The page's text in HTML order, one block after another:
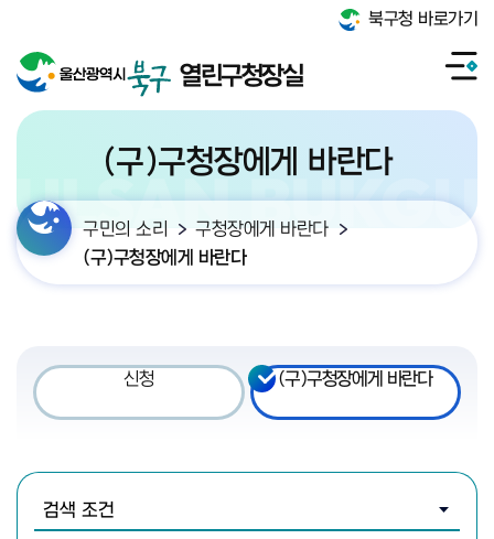
북구청 바로가기
열린구청장실
(구)구청장에게 바란다
구민의 소리
구청장에게 바란다
(구)구청장에게 바란다
신청 (구)구청장에게 바란다